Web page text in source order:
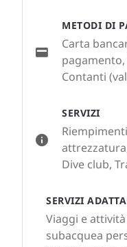
SERVIZI
Dive club,
SERVIZI
Viaggi e
subacquea
METODI DI
Carta
pagamento,
Contanti